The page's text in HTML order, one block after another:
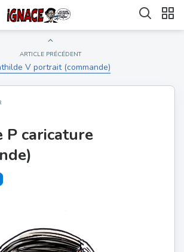
ARTICLE PRÉCÉDENT
V portrait (commande)
P caricature